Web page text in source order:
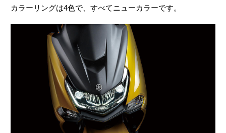
カラーリングは4色で、すべてニューカラーです。